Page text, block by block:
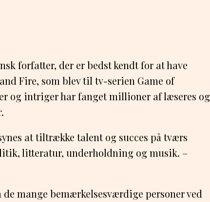
forfatter, der er bedst kendt for at have
Fire, som blev til tv-serien Game of
og intriger har fanget millioner af læseres og
at tiltrække talent og succes på tværs
litteratur, underholdning og musik. –
mange bemærkelsesværdige personer ved